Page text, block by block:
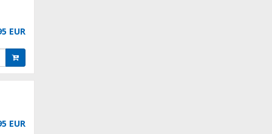
EUR
EUR